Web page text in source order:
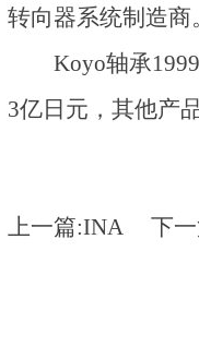
转向器系统制造
Koyo轴承1999
3亿日元，其他产
上一篇:INA下一